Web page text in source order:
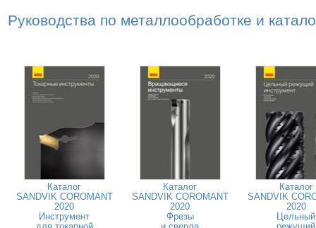
Руководства по металлообработке и
Каталог
SANDVIK COROMANT
2020
Инструмент
Каталог
SANDVIK COROMANT
2020
Фрезы
Каталог
SANDVIK
2020
Цельный